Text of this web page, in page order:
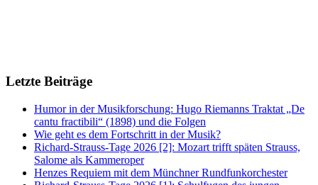
Letzte Beiträge
Humor in der Musikforschung: Hugo Riemanns Traktat „De
cantu fractibili“ (1898) und die Folgen
Wie geht es dem Fortschritt in der Musik?
Richard-Strauss-Tage 2026 [2]: Mozart trifft späten Strauss,
Salome als Kammeroper
Henzes Requiem mit dem Münchner Rundfunkorchester